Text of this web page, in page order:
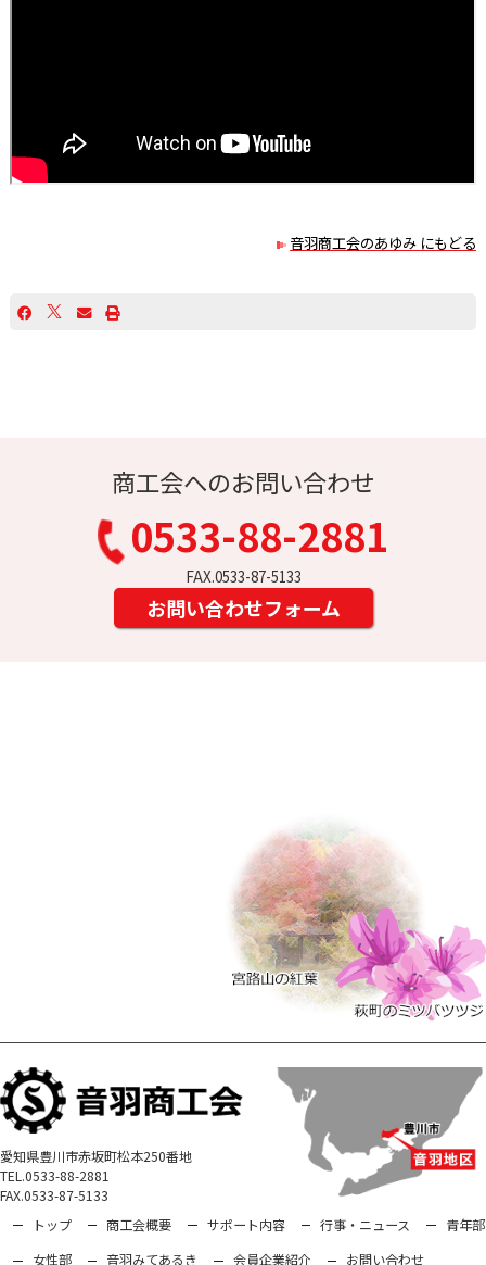
音羽商工会のあゆみ にもどる
商工会へのお問い合わせ
0533-88-2881
FAX.0533-87-5133
お問い合わせフォーム
愛知県豊川市赤坂町松本250番地
TEL.0533-88-2881
FAX.0533-87-5133
トップ
商工会概要 サポート内容 行事・ニュース
青年部
女性部
音羽みてあるき 会員企業紹介 お問い合わせ